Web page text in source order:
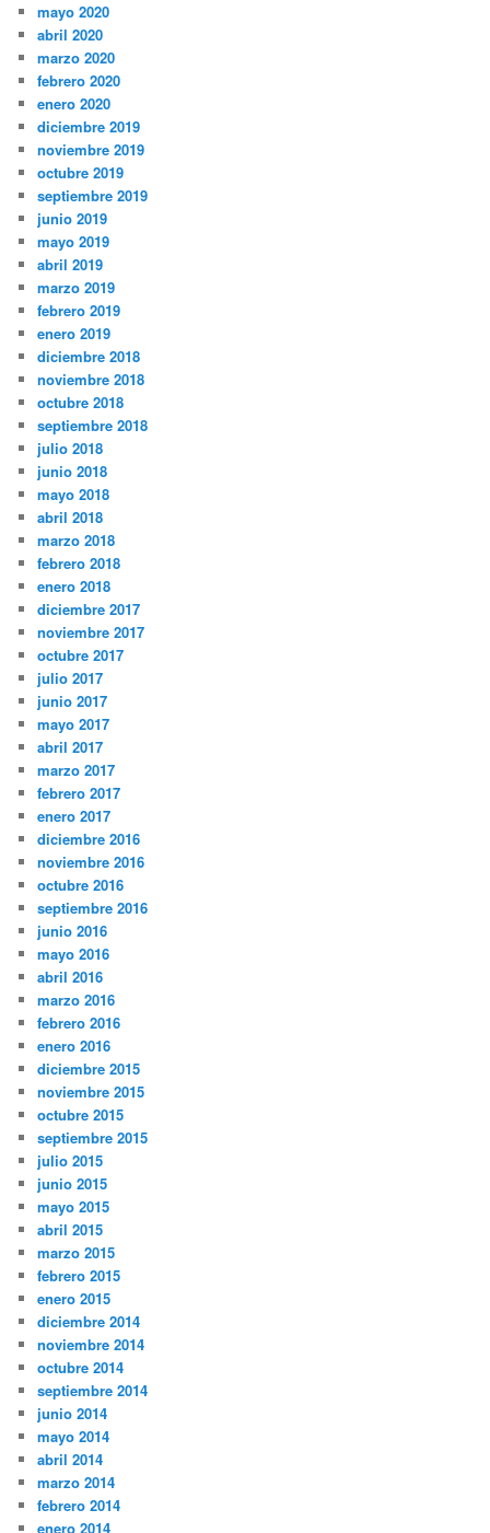
mayo 2020
abril 2020
marzo 2020
febrero 2020
enero 2020
diciembre 2019
noviembre 2019
octubre 2019
septiembre 2019
junio 2019
mayo 2019
abril 2019
marzo 2019
febrero 2019
enero 2019
diciembre 2018
noviembre 2018
octubre 2018
septiembre 2018
julio 2018
junio 2018
mayo 2018
abril 2018
marzo 2018
febrero 2018
enero 2018
diciembre 2017
noviembre 2017
octubre 2017
julio 2017
junio 2017
mayo 2017
abril 2017
marzo 2017
febrero 2017
enero 2017
diciembre 2016
noviembre 2016
octubre 2016
septiembre 2016
junio 2016
mayo 2016
abril 2016
marzo 2016
febrero 2016
enero 2016
diciembre 2015
noviembre 2015
octubre 2015
septiembre 2015
julio 2015
junio 2015
mayo 2015
abril 2015
marzo 2015
febrero 2015
enero 2015
diciembre 2014
noviembre 2014
octubre 2014
septiembre 2014
junio 2014
mayo 2014
abril 2014
marzo 2014
febrero 2014
enero 2014